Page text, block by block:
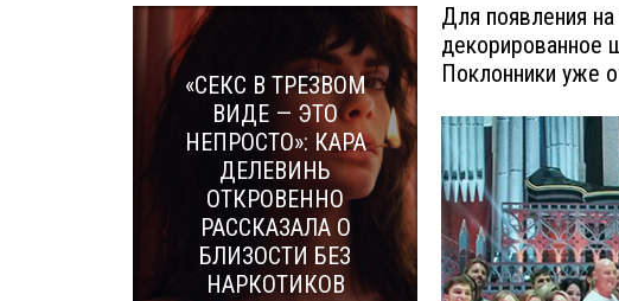
Для появления
декорированное
Поклонники уже
«СЕКС В ТРЕЗВОМ
ВИДЕ — ЭТО
НЕПРОСТО»: КАРА
ДЕЛЕВИНЬ
ОТКРОВЕННО
РАССКАЗАЛА О
БЛИЗОСТИ БЕЗ
НАРКОТИКОВ